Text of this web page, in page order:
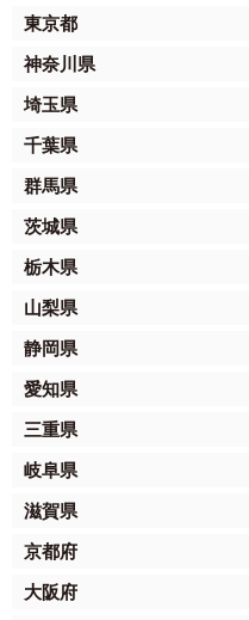
東京都
神奈川県
埼玉県
千葉県
群馬県
茨城県
栃木県
山梨県
静岡県
愛知県
三重県
岐阜県
滋賀県
京都府
大阪府